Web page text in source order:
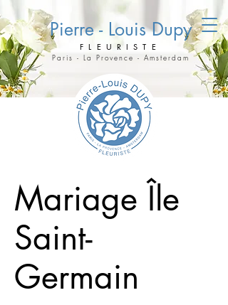
Paris - La Provence - Amsterdam
FLEURISTE
Pierre - Louis Dupy
Mariage Île
Saint-
Germain